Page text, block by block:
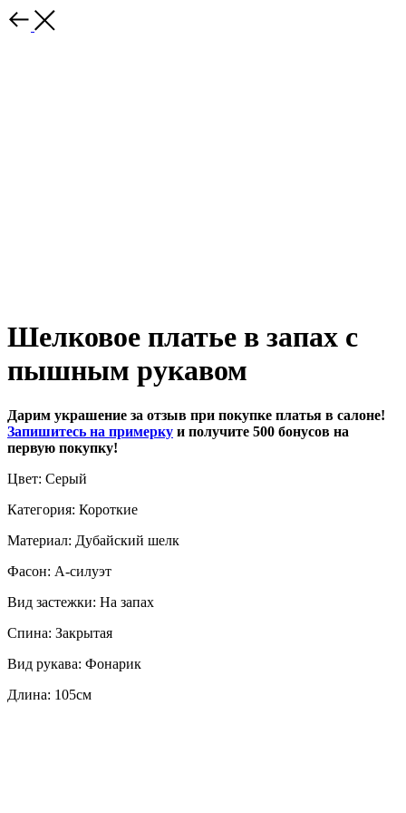
Шелковое платье в запах с
пышным рукавом
Дарим украшение за отзыв при покупке платья в салоне!
Запишитесь на примерку и получите 500 бонусов на
первую покупку!
Цвет: Серый
Категория: Короткие
Материал: Дубайский шелк
Фасон: А-силуэт
Вид застежки: На запах
Спина: Закрытая
Вид рукава: Фонарик
Длина: 105см